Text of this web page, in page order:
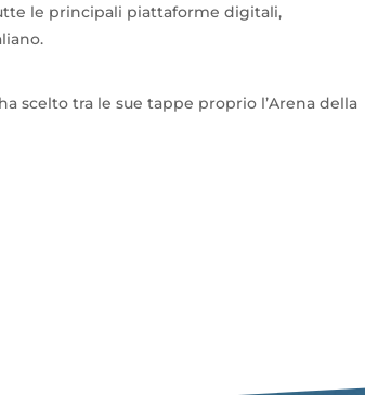
le principali piattaforme digitali,
scelto tra le sue tappe proprio l’Arena della